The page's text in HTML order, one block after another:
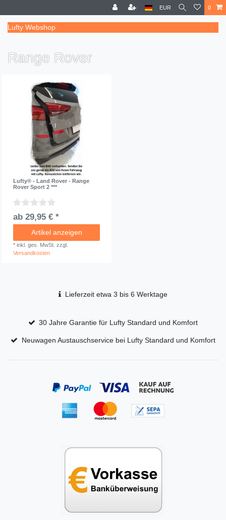
EUR 0
Lufty Webshop
Range Rover
Lufty® - Land Rover - Range
Rover Sport 2 ***
ab 29,95 € *
Artikel anzeigen
* inkl. ges. MwSt. zzgl.
Versandkosten
Lieferzeit etwa 3 bis 6 Werktage
30 Jahre Garantie für Lufty Standard und Komfort
Neuwagen Austauschservice bei Lufty Standard und Komfort